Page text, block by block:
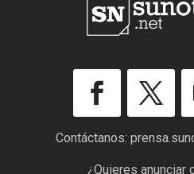
Contáctanos:
¿Quieres anunciar